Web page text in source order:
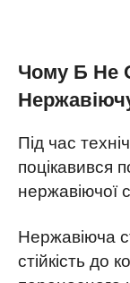
Чому Б Не
Під час
поцікавився
нержавіючої
Нержавіюча
стійкість до